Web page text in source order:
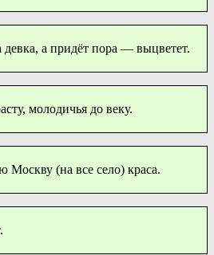
девка, а придёт пора — выцветет.
молодичья до веку.
Москву (на все село) краса.